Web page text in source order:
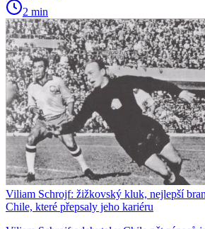
2 min
Viliam Schrojf: žižkovský kluk, nejlepší
Chile, které přepsaly jeho kariéru